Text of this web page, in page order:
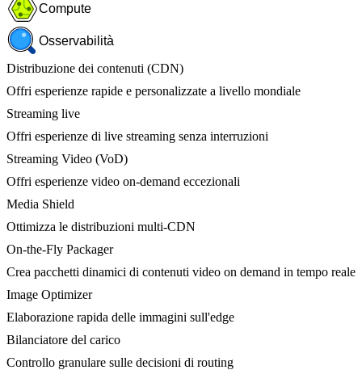
Compute
Osservabilità
Distribuzione dei contenuti (CDN)
Offri esperienze rapide e personalizzate a livello mondiale
Streaming live
Offri esperienze di live streaming senza interruzioni
Streaming Video (VoD)
Offri esperienze video on-demand eccezionali
Media Shield
Ottimizza le distribuzioni multi-CDN
On-the-Fly Packager
Crea pacchetti dinamici di contenuti video on demand in tempo reale
Image Optimizer
Elaborazione rapida delle immagini sull'edge
Bilanciatore del carico
Controllo granulare sulle decisioni di routing